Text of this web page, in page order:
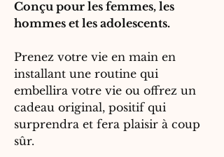
Conçu pour les femmes, les
hommes et les adolescents.
Prenez votre vie en main en
installant une routine qui
embellira votre vie ou offrez un
cadeau original, positif qui
surprendra et fera plaisir à coup
sûr.